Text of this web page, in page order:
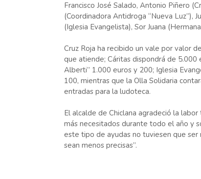
Francisco José Salado, Antonio Piñero
(Coordinadora Antidroga “Nueva Luz”),
(Iglesia Evangelista), Sor Juana
Cruz Roja ha recibido un vale por valor
que atiende; Cáritas dispondrá de 5.000
Alberti” 1.000 euros y 200; Iglesia
100, mientras que la Olla Solidaria
entradas para la ludoteca.
El alcalde de Chiclana agradeció la
más necesitados durante todo el año y
este tipo de ayudas no tuviesen que
sean menos precisas”.